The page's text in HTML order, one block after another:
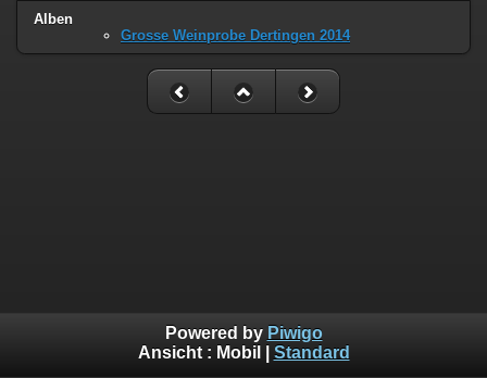
Alben
Grosse Weinprobe Dertingen 2014
Powered by Piwigo
Ansicht : Mobil Standard